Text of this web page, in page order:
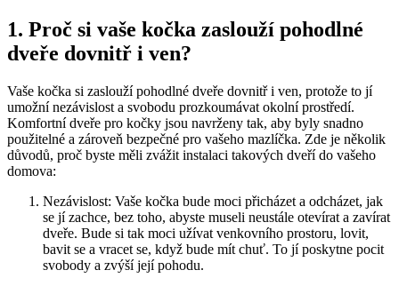
1. Proč si vaše kočka zaslouží pohodlné‌
dveře dovnitř i ven?
Vaše kočka si⁣ zaslouží pohodlné dveře dovnitř i⁢ ven, protože to jí⁢
umožní ‌nezávislost a svobodu prozkoumávat okolní prostředí.
Komfortní dveře pro kočky jsou navrženy tak,‌ aby byly snadno
použitelné⁢ a zároveň⁤ bezpečné pro vašeho mazlíčka. Zde je několik
důvodů, proč byste měli zvážit instalaci takových dveří do ‍vašeho
domova:
Nezávislost: Vaše ⁣kočka bude moci přicházet‍ a odcházet, jak
se ‍jí zachce, bez ‌toho, abyste museli neustále otevírat a zavírat
dveře. Bude si⁢ tak moci užívat‌ venkovního ‌prostoru, lovit,
bavit se a vracet‌ se, když bude mít chuť. To ⁢jí​ poskytne pocit
svobody a zvýší ⁣její pohodu.